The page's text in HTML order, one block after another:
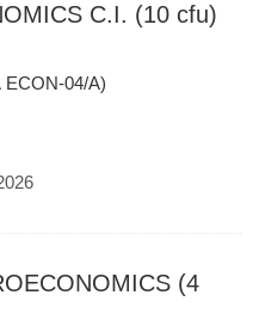
C.I. (10 cfu)
04/A)
(4